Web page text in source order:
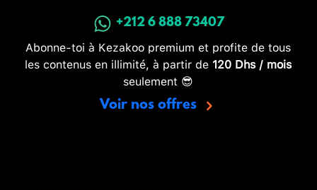
+212 6 888 73407
Abonne-toi à Kezakoo premium et profite de tous
les contenus en illimité, à partir de 120 Dhs / mois
seulement 😎
Voir nos offres